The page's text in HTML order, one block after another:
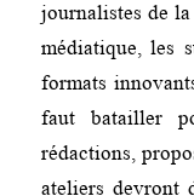
journalistes de la
médiatique, les
formats
faut batailler
rédactions,
ateliers devront